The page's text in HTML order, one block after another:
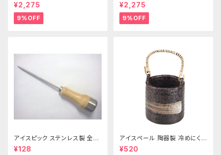
¥2,275
9%OFF
¥2,275
9%OFF
アイスピック ステンレス製 全長
215ｍｍ
¥128
アイスペール 陶器製 冷めにくい
二重構造 860ml
¥520